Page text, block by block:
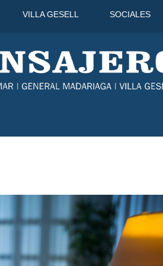
VILLA GESELL SOCIALES